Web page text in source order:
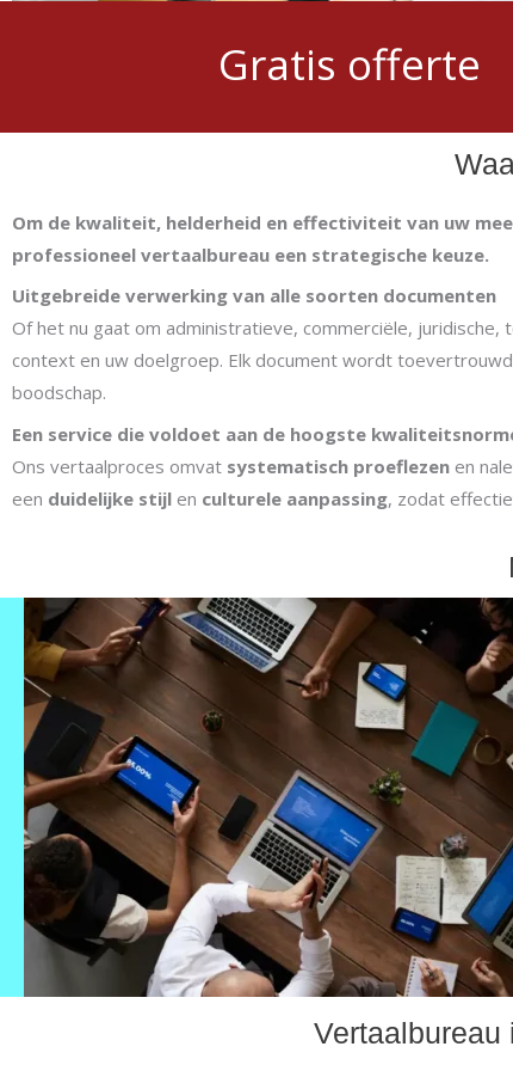
Gratis offerte
Om de kwaliteit, helderheid en effectiviteit van uw
professioneel vertaalbureau een strategische keuze.
Uitgebreide verwerking van alle soorten documenten
Of het nu gaat om administratieve, commerciële, juridische,
context en uw doelgroep. Elk document wordt
boodschap.
Een service die voldoet aan de hoogste
Ons vertaalproces omvat systematisch proeflezen en
een duidelijke stijl en culturele aanpassing, zodat
Vertaalbureau